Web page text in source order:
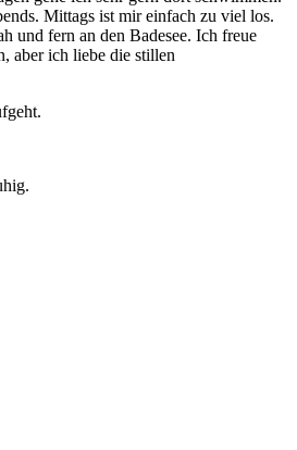
Mit­tags ist mir ein­fach zu viel los.
und fern an den Bade­see. Ich freue
aber ich lie­be die stil­len